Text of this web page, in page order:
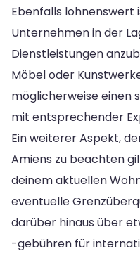
Ebenfalls lohnenswert
Unternehmen in der
Dienstleistungen
Möbel oder
möglicherweise einen
mit entsprechender
Ein weiterer Aspekt,
Amiens zu beachten
deinem aktuellen
eventuelle
darüber hinaus über
-gebühren für